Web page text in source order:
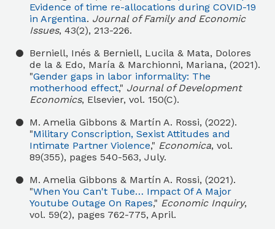
Evidence of time re-allocations during COVID-19
in Argentina. Journal of Family and Economic
Issues, 43(2), 213-226.
Berniell, Inés & Berniell, Lucila & Mata, Dolores
de la & Edo, María & Marchionni, Mariana, (2021).
"Gender gaps in labor informality: The
motherhood effect," Journal of Development
Economics, Elsevier, vol. 150(C).
M. Amelia Gibbons & Martín A. Rossi, (2022).
"Military Conscription, Sexist Attitudes and
Intimate Partner Violence," Economica, vol.
89(355), pages 540-563, July.
M. Amelia Gibbons & Martín A. Rossi, (2021).
"When You Can't Tube… Impact Of A Major
Youtube Outage On Rapes," Economic Inquiry,
vol. 59(2), pages 762-775, April.